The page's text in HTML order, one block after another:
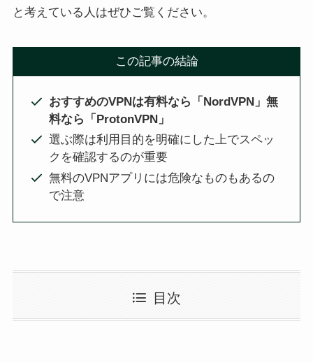
と考えている人はぜひご覧ください。
この記事の結論
おすすめのVPNは有料なら「NordVPN」無
料なら「ProtonVPN」
選ぶ際は利用目的を明確にした上でスペッ
クを確認するのが重要
無料のVPNアプリには危険なものもあるの
で注意
目次